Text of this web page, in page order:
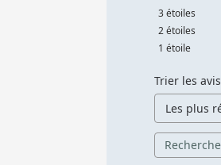
3étoiles
2étoiles
1étoile
Trier les avis